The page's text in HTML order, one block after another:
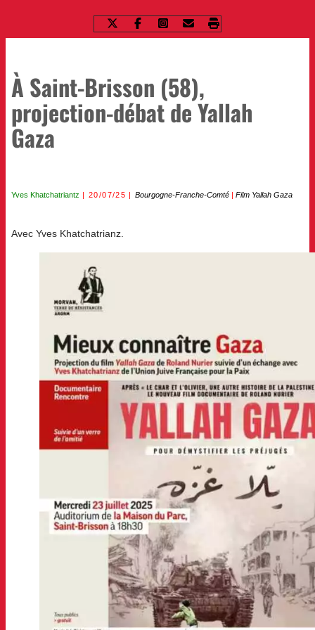
À Saint-Brisson (58),
projection-débat de Yallah
Gaza
Yves Khatchatriantz 20/07/25 Bourgogne-Franche-Comté |Film Yallah Gaza
Avec Yves Khatchatrianz.